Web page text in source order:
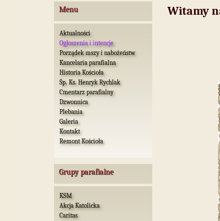
Witamy
Menu
Aktualności
Ogłoszenia i intencje
Porządek mszy i nabożeństw
Kancelaria parafialna
Historia Kościoła
Śp. Ks. Henryk Rychlak
Cmentarz parafialny
Dzwonnica
Plebania
Galeria
Kontakt
Remont Kościoła
Grupy parafialne
KSM
Akcja Katolicka
Caritas